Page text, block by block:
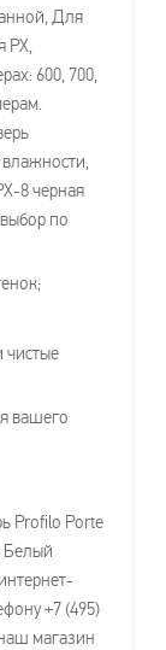
Для
600, 700,
8 черная
по
чистые
вашего
Profilo Porte
Белый
+7 (495)
магазин